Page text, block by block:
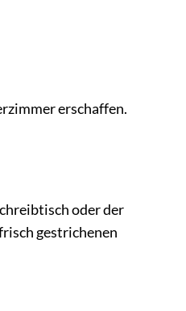
erschaffen.
oder der
gestrichenen